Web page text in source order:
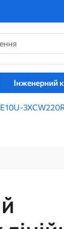
Інженерний